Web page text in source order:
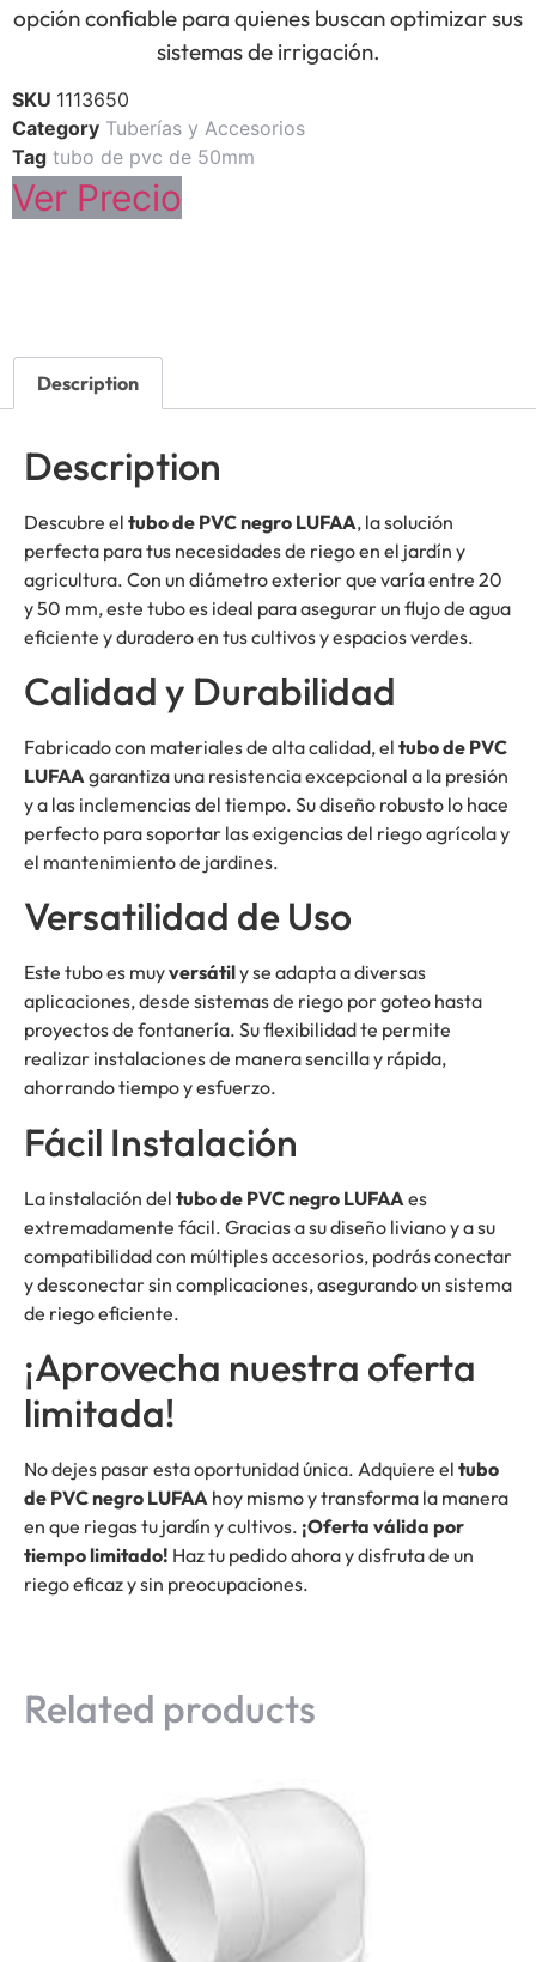
opción confiable para quienes buscan optimizar sus
sistemas de irrigación.
SKU 1113650
Category Tuberías y Accesorios
Tag tubo de pvc de 50mm
Ver Precio
Description
Description
Descubre el tubo de PVC negro LUFAA, la solución
perfecta para tus necesidades de riego en el jardín y
agricultura. Con un diámetro exterior que varía entre 20
y 50 mm, este tubo es ideal para asegurar un flujo de agua
eficiente y duradero en tus cultivos y espacios verdes.
Calidad y Durabilidad
Fabricado con materiales de alta calidad, el tubo de PVC
LUFAA garantiza una resistencia excepcional a la presión
y a las inclemencias del tiempo. Su diseño robusto lo hace
perfecto para soportar las exigencias del riego agrícola y
el mantenimiento de jardines.
Versatilidad de Uso
Este tubo es muyversátily se adapta a diversas
aplicaciones, desde sistemas de riego por goteo hasta
proyectos de fontanería. Su flexibilidad te permite
realizar instalaciones de manera sencilla y rápida,
ahorrando tiempo y esfuerzo.
Fácil Instalación
La instalación del tubo de PVC negro LUFAA es
extremadamente fácil. Gracias a su diseño liviano y a su
compatibilidad con múltiples accesorios, podrás conectar
y desconectar sin complicaciones, asegurando un sistema
de riego eficiente.
¡Aprovecha nuestra oferta
limitada!
No dejes pasar esta oportunidad única. Adquiere el tubo
de PVC negro LUFAA hoy mismo y transforma la manera
en que riegas tu jardín y cultivos. ¡Oferta válida por
tiempo limitado! Haz tu pedido ahora y disfruta de un
riego eficaz y sin preocupaciones.
Related products